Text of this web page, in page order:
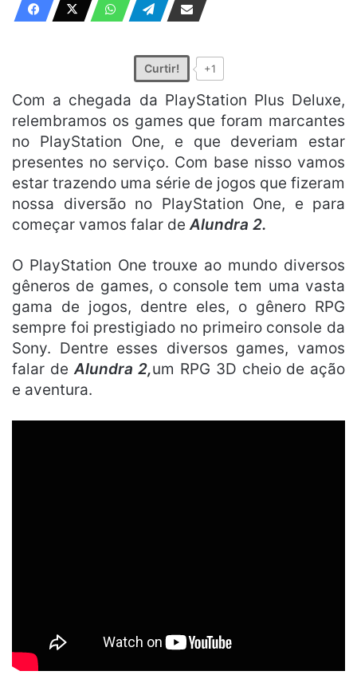
Curtir! +1
Com a chegada da PlayStation Plus Deluxe,
relembramos os games que foram marcantes
no PlayStation One, e que deveriam estar
presentes no serviço. Com base nisso vamos
estar trazendo uma série de jogos que fizeram
nossa diversão no PlayStation One, e para
começar vamos falar deAlundra 2.
O PlayStation One trouxe ao mundo diversos
gêneros de games, o console tem uma vasta
gama de jogos, dentre eles, o gênero RPG
sempre foi prestigiado no primeiro console da
Sony. Dentre esses diversos games, vamos
falar deAlundra 2,um RPG 3D cheio de ação
e aventura.